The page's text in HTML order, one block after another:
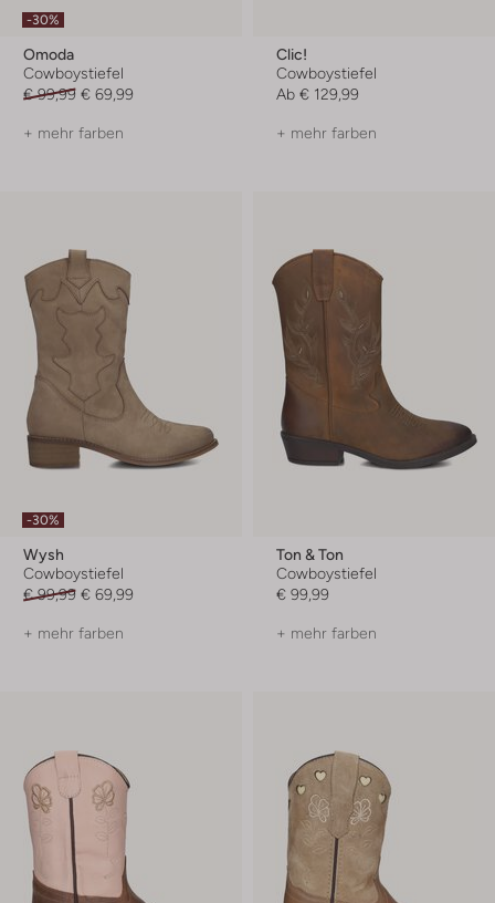
-30%
Omoda
Cowboystiefel
€ 99,99 € 69,99
+ mehr farben
Clic!
Cowboystiefel
Ab € 129,99
+ mehr farben
-30%
Wysh
Cowboystiefel
€ 99,99 € 69,99
+ mehr farben
Ton & Ton
Cowboystiefel
€ 99,99
+ mehr farben